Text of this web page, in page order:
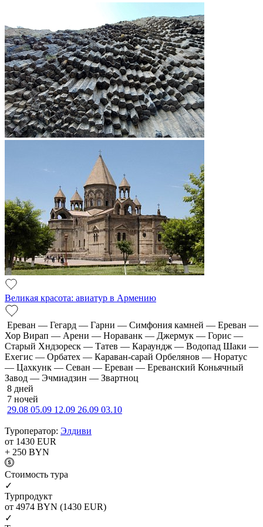
Великая красота: авиатур в Армению
Ереван — Гегард — Гарни — Симфония камней — Ереван —
Хор Вирап — Арени — Нораванк — Джермук — Горис —
Старый Хндзореск — Татев — Караундж — Водопад Шаки —
Ехегис — Орбатех — Караван-сарай Орбелянов — Норатус
— Цахкунк — Севан — Ереван — Ереванский Коньячный
Завод — Эчмиадзин — Звартноц
8 дней
7 ночей
29.08 05.09 12.09 26.09 03.10
Туроператор: Элдиви
от 1430 EUR
+ 250 BYN
Cтоимость тура
✓
Турпродукт
от 4974 BYN (1430 EUR)
✓